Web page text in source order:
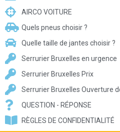
AIRCO VOITURE
Quels pneus choisir ?
Quelle taille de jantes choisir ?
Serrurier Bruxelles en urgence
Serrurier Bruxelles Prix
Serrurier Bruxelles Ouverture
QUESTION - RÉPONSE
RÈGLES DE CONFIDENTIALITÉ